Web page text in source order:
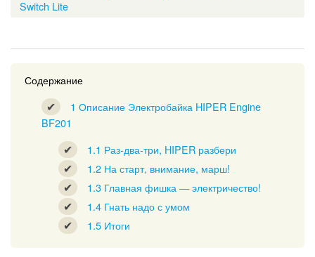
Switch Lite
Содержание
1 Описание Электробайка HIPER Engine
BF201
1.1 Раз-два-три, HIPER разбери
1.2 На старт, внимание, марш!
1.3 Главная фишка — электричество!
1.4 Гнать надо с умом
1.5 Итоги